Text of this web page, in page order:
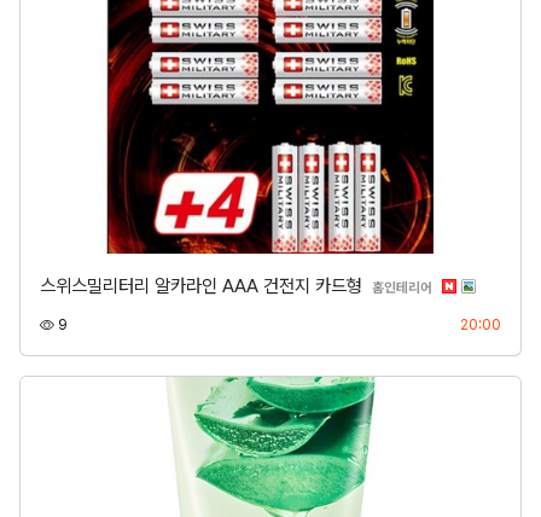
스위스밀리터리 알카라인 AAA 건전지 카드형 홈인테리어 분류
9 20:00